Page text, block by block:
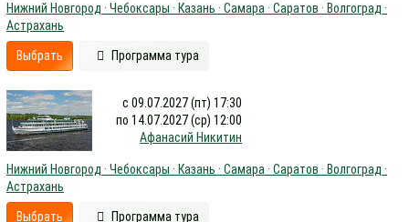
Нижний Новгород · Чебоксары · Казань · Самара · Саратов · Волгоград ·
Астрахань
Выбрать Программа тура
с 09.07.2027 (пт) 17:30
по 14.07.2027 (ср) 12:00
Афанасий Никитин
Нижний Новгород · Чебоксары · Казань · Самара · Саратов · Волгоград ·
Астрахань
Выбрать Программа тура